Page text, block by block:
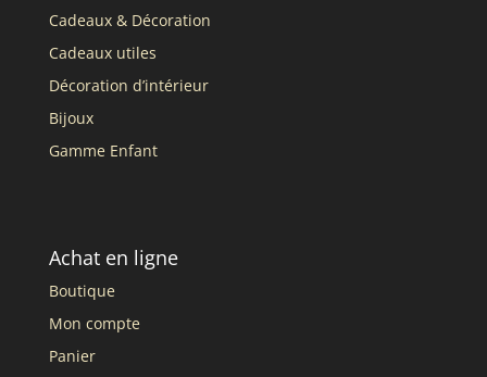
Cadeaux & Décoration
Cadeaux utiles
Décoration d’intérieur
Bijoux
Gamme Enfant
Achat en ligne
Boutique
Mon compte
Panier